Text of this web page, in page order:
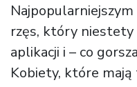
rzęs, który niestety
aplikacji i – co
Kobiety, które